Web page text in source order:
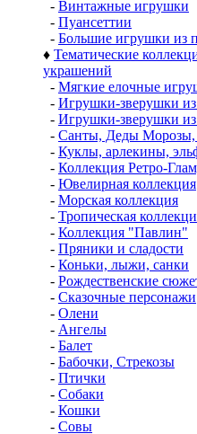
- Винтажные игрушки
- Пуансеттии
- Большие игрушки из
♦ Тематические
украшений
- Мягкие елочные
- Игрушки-зверушки
- Игрушки-зверушки из
- Санты, Деды Морозы,
- Куклы, арлекины,
- Коллекция Ретро-
- Ювелирная коллекция
- Морская коллекция
- Тропическая
- Коллекция "Павлин"
- Пряники и сладости
- Коньки, лыжи, санки
- Рождественские
- Сказочные персонажи
- Олени
- Ангелы
- Балет
- Бабочки, Стрекозы
- Птички
- Собаки
- Кошки
- Совы